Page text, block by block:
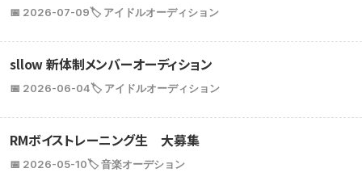
📅 2026-07-09🏷️ アイドルオーディション
sllow 新体制メンバーオーディション
📅 2026-06-04🏷️ アイドルオーディション
RMボイストレーニング生 大募集
📅 2026-05-10🏷️ 音楽オーデション